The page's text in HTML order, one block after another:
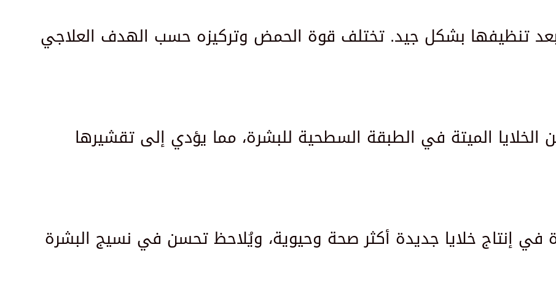
تنظيفها بشكل جيد. تختلف قوة الحمض وتركيزه حسب الهدف العلاجي
الخلايا الميتة في الطبقة السطحية للبشرة، مما يؤدي إلى تقشيرها
في إنتاج خلايا جديدة أكثر صحة وحيوية، ويُلاحظ تحسن في نسيج البشرة